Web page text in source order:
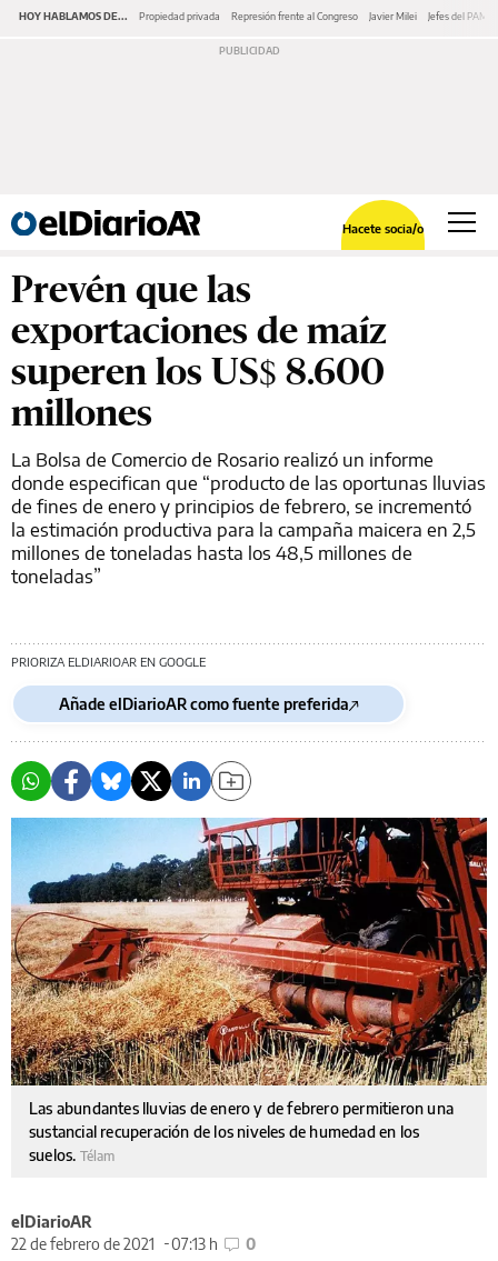
HOY HABLAMOS DE... Propiedad privada Represión frente al Congreso Javier Milei Jefes del PAMI
Hacete socia/o
Prevén que las
exportaciones de maíz
superen los US$ 8.600
millones
La Bolsa de Comercio de Rosario realizó un informe
donde especifican que “producto de las oportunas lluvias
de fines de enero y principios de febrero, se incrementó
la estimación productiva para la campaña maicera en 2,5
millones de toneladas hasta los 48,5 millones de
toneladas”
PRIORIZA ELDIARIOAR EN GOOGLE
Añade elDiarioAR como fuente preferida
Las abundantes lluvias de enero y de febrero permitieron una
sustancial recuperación de los niveles de humedad en los
suelos. Télam
elDiarioAR
22 de febrero de 2021
07:13 h 0